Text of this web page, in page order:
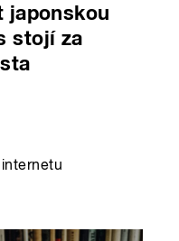
japonskou
stojí za